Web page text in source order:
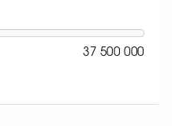
37 500 000